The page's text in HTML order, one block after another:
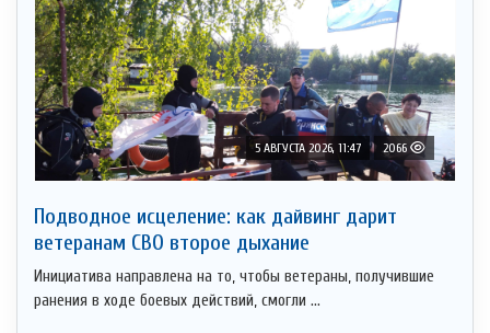
5 АВГУСТА 2026, 11:47 2066
Подводное исцеление: как дайвинг дарит
ветеранам СВО второе дыхание
Инициатива направлена на то, чтобы ветераны, получившие
ранения в ходе боевых действий, смогли ...